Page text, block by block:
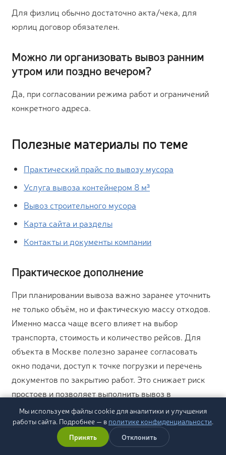
Для физлиц обычно достаточно акта/чека, для
юрлиц договор обязателен.
Можно ли организовать вывоз ранним
утром или поздно вечером?
Да, при согласовании режима работ и ограничений
конкретного адреса.
Полезные материалы по теме
Практический прайс по вывозу мусора
Услуга вывоза контейнером 8 м³
Вывоз строительного мусора
Карта сайта и разделы
Контакты и документы компании
Практическое дополнение
При планировании вывоза важно заранее уточнить
не только объём, но и фактическую массу отходов.
Именно масса чаще всего влияет на выбор
транспорта, стоимость и количество рейсов. Для
объекта в Москве полезно заранее согласовать
окно подачи, доступ к точке погрузки и перечень
документов по закрытию работ. Это снижает риск
простоев и позволяет выполнить вывоз в
согласованный срок без дополнительных
согласований в день работ.
Мы используем файлы cookie для аналитики и улучшения
работы сайта. Подробнее — в политике конфиденциальности.
Принять
Отклонить